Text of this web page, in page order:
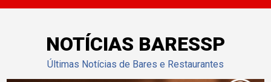
NOTÍCIAS BARESSP
Últimas Notícias de Bares e Restaurantes